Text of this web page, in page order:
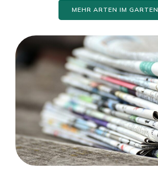
MEHR ARTEN IM GARTEN